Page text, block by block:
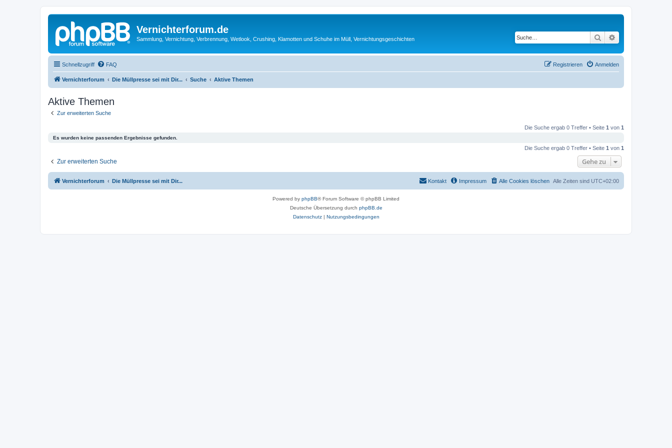
Vernichterforum.de
Sammlung, Vernichtung, Verbrennung, Wetlook, Crushing, Klamotten und Schuhe im Müll, Vernichtungsgeschichten Suche
Schnellzugriff FAQ Anmelden
Registrieren
Vernichterforum Die Müllpresse sei mit Dir... Suche Aktive Themen
Aktive Themen
Zur erweiterten Suche
Die Suche ergab 0 Treffer • Seite 1 von 1
Es wurden keine passenden Ergebnisse gefunden.
Die Suche ergab 0 Treffer • Seite 1 von 1
Zur erweiterten Suche Gehe zu
Vernichterforum Die Müllpresse sei mit Dir... Alle Zeiten sind UTC+02:00
Alle Cookies löschen
Impressum
Kontakt
Powered by phpBB® Forum Software © phpBB Limited
Deutsche Übersetzung durch phpBB.de
Datenschutz| Nutzungsbedingungen